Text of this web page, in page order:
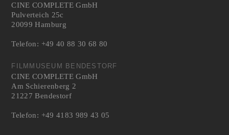
CINE COMPLETE GmbH
Pulverteich 25c
20099 Hamburg
Telefon: +49 40 88 30 68 80
FILMMUSEUM BENDESTORF
CINE COMPLETE GmbH
Am Schierenberg 2
21227 Bendestorf
Telefon: +49 4183 989 43 05